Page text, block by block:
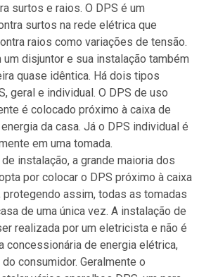
surtos e raios. O DPS é um
surtos na rede elétrica que
raios como variações de tensão.
um disjuntor e sua instalação também
quase idêntica. Há dois tipos
geral e individual. O DPS de uso
é colocado próximo à caixa de
da casa. Já o DPS individual é
em uma tomada.
instalação, a grande maioria dos
por colocar o DPS próximo à caixa
assim, todas as tomadas
de uma única vez. A instalação de
realizada por um eletricista e não é
concessionária de energia elétrica,
consumidor. Geralmente o